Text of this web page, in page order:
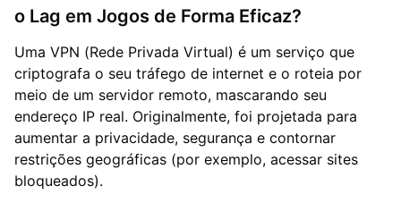
o Lag em Jogos de Forma Eficaz?
Uma VPN (Rede Privada Virtual) é um serviço que
criptografa o seu tráfego de internet e o roteia por
meio de um servidor remoto, mascarando seu
endereço IP real. Originalmente, foi projetada para
aumentar a privacidade, segurança e contornar
restrições geográficas (por exemplo, acessar sites
bloqueados).